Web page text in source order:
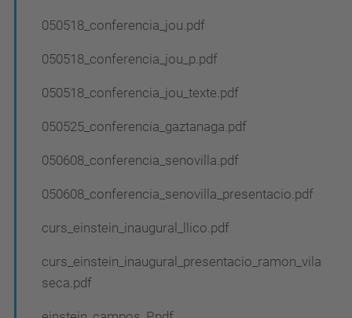
050518_conferencia_jou.pdf
050518_conferencia_jou_p.pdf
050518_conferencia_jou_texte.pdf
050525_conferencia_gaztanaga.pdf
050608_conferencia_senovilla.pdf
050608_conferencia_senovilla_presentacio.pdf
curs_einstein_inaugural_llico.pdf
curs_einstein_inaugural_presentacio_ramon_vila
seca.pdf